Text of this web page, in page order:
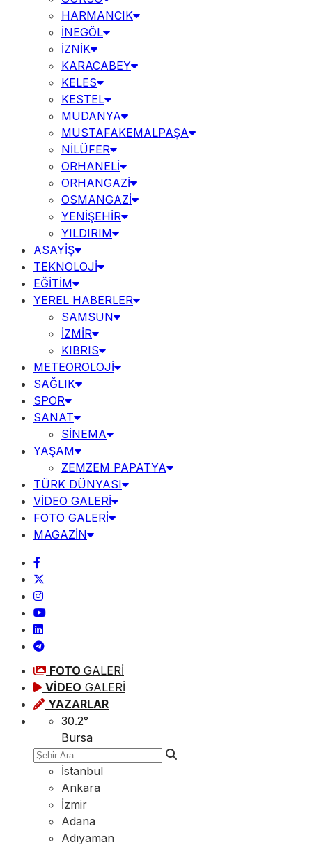
HARMANCIK
İNEGÖL
İZNİK
KARACABEY
KELES
KESTEL
MUDANYA
MUSTAFAKEMALPAŞA
NİLÜFER
ORHANELİ
ORHANGAZİ
OSMANGAZİ
YENİŞEHİR
YILDIRIM
ASAYİŞ
TEKNOLOJİ
EĞİTİM
YEREL HABERLER
SAMSUN
İZMİR
KIBRIS
METEOROLOJİ
SAĞLIK
SPOR
SANAT
SİNEMA
YAŞAM
ZEMZEM PAPATYA
TÜRK DÜNYASI
VİDEO GALERİ
FOTO GALERİ
MAGAZİN
FOTO GALERİ
VİDEO GALERİ
YAZARLAR
30.2°
Bursa
İstanbul
Ankara
İzmir
Adana
Adıyaman